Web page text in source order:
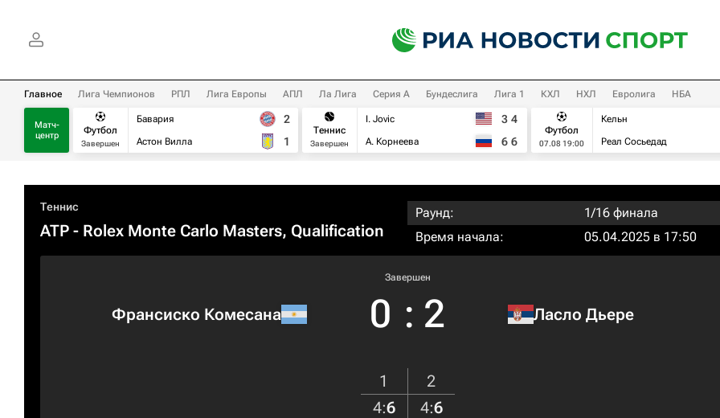
Главное Лига Чемпионов РПЛ Лига Европы АПЛ Ла Лига Серия А Бундеслига Лига 1 КХЛ НХЛ Евролига НБА
Матч-
центр
Футбол
Завершен
Бавария
Астон Вилла
2
1
Теннис
Завершен
I. Jovic
А. Корнеева
3 4
6 6
Футбол
07.08 19:00
Кельн
Реал Сосьедад
Теннис
ATP - Rolex Monte Carlo Masters, Qualification
Раунд:
1/16 финала
Время начала:
05.04.2025 в 17:50
Франсиско Комесана
Завершен
0 : 2 Ласло Дьере
1
2
4:6 4:6